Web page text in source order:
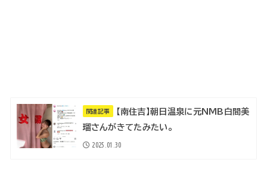
関連記事
【南住吉】朝日温泉に元NMB白間美
瑠さんがきてたみたい。
2025.01.30